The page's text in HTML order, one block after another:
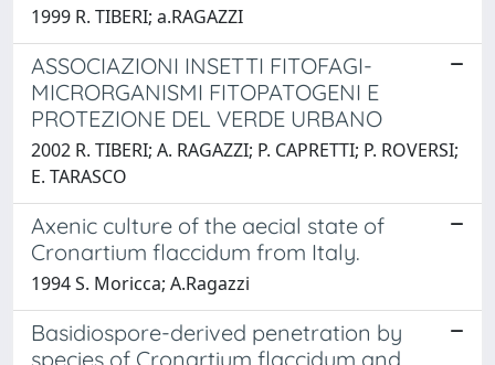
1999 R. TIBERI; a.RAGAZZI
ASSOCIAZIONI INSETTI FITOFAGI-
MICRORGANISMI FITOPATOGENI E
PROTEZIONE DEL VERDE URBANO
2002 R. TIBERI; A. RAGAZZI; P. CAPRETTI; P. ROVERSI;
E. TARASCO
Axenic culture of the aecial state of
Cronartium flaccidum from Italy.
1994 S. Moricca; A.Ragazzi
Basidiospore-derived penetration by
species of Cronartium flaccidum and